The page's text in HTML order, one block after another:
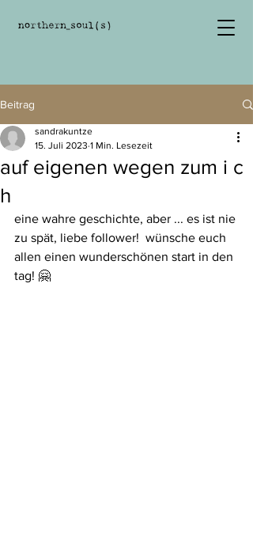
Beitrag
auf eigenen wegen zum i c
h
sandrakuntze
15. Juli 2023 1 Min. Lesezeit
eine wahre geschichte, aber ... es ist nie
zu spät, liebe follower!  wünsche euch
allen einen wunderschönen start in den
tag! 🤗